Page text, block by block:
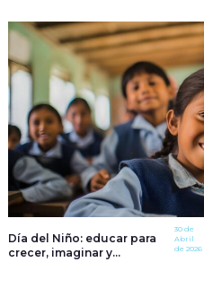
Día del Niño: educar para
crecer, imaginar y
30 de
Abril
de 2026